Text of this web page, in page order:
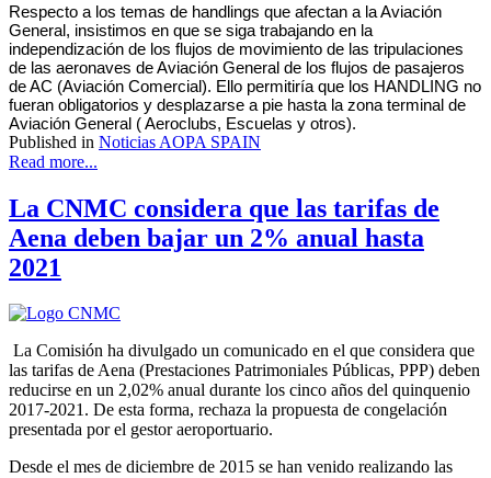
Respecto a los temas de handlings que afectan a la Aviación
General, insistimos en que se siga trabajando en la
independización de los flujos de movimiento de las tripulaciones
de las aeronaves de Aviación General de los flujos de pasajeros
de AC (Aviación Comercial). Ello permitiría que los HANDLING no
fueran obligatorios y desplazarse a pie hasta la zona terminal de
Aviación General ( Aeroclubs, Escuelas y otros).
Published in Noticias AOPA SPAIN
Read more...
La CNMC considera que las tarifas de
Aena deben bajar un 2% anual hasta
2021
La Comisión ha divulgado un comunicado en el que considera que
las tarifas de Aena (Prestaciones Patrimoniales Públicas, PPP) deben
reducirse en un 2,02% anual durante los cinco años del quinquenio
2017-2021. De esta forma, rechaza la propuesta de congelación
presentada por el gestor aeroportuario.
Desde el mes de diciembre de 2015 se han venido realizando las